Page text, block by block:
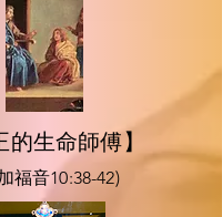
的生命師傅】
福音10:38-42)